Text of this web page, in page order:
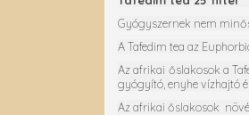
Gyógyszernek nem
A Tafedim tea az
Az afrikai őslakosok a
gyógyító, enyhe vízhajtó
Az afrikai őslakosok